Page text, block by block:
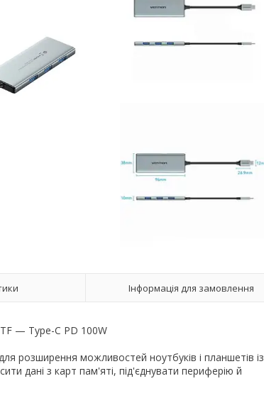
Інформація для замовлення
— Type-C PD 100W
розширення можливостей ноутбуків і планшетів із
дані з карт пам'яті, під'єднувати периферію й